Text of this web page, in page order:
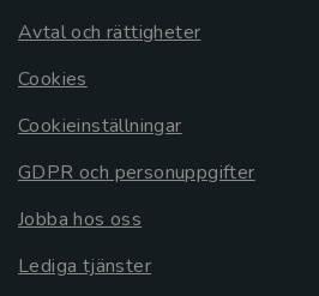
Avtal och rättigheter
Cookies
Cookieinställningar
GDPR och personuppgifter
Jobba hos oss
Lediga tjänster